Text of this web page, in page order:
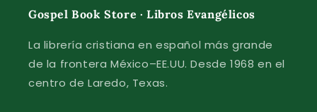
Gospel Book Store · Libros Evangélicos
La librería cristiana en español más grande
de la frontera México–EE.UU. Desde 1968 en el
centro de Laredo, Texas.